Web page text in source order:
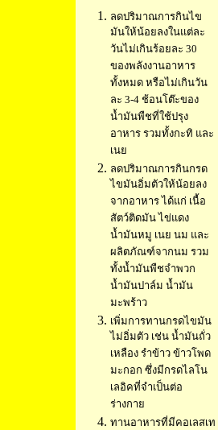
ลดปริมาณการกินไข
มันให้น้อยลงในแต่ละ
วันไม่เกินร้อยละ 30
ของพลังงานอาหาร
ทั้งหมด หรือไม่เกินวัน
ละ 3-4 ช้อนโต๊ะของ
น้ำมันพืชที่ใช้ปรุง
อาหาร รวมทั้งกะทิ และ
เนย
ลดปริมาณการกินกรด
ไขมันอิ่มตัวให้น้อยลง
จากอาหาร ได้แก่ เนื้อ
สัตว์ติดมัน ไข่แดง
น้ำมันหมู เนย นม และ
ผลิตภัณฑ์จากนม รวม
ทั้งน้ำมันพืชจำพวก
น้ำมันปาล์ม น้ำมัน
มะพร้าว
เพิ่มการทานกรดไขมัน
ไม่อิ่มตัว เช่น น้ำมันถั่ว
เหลือง รำข้าว ข้าวโพด
มะกอก ซึ่งมีกรดไลโน
เลอิคที่จำเป็นต่อ
ร่างกาย
ทานอาหารที่มีคอเลสเท